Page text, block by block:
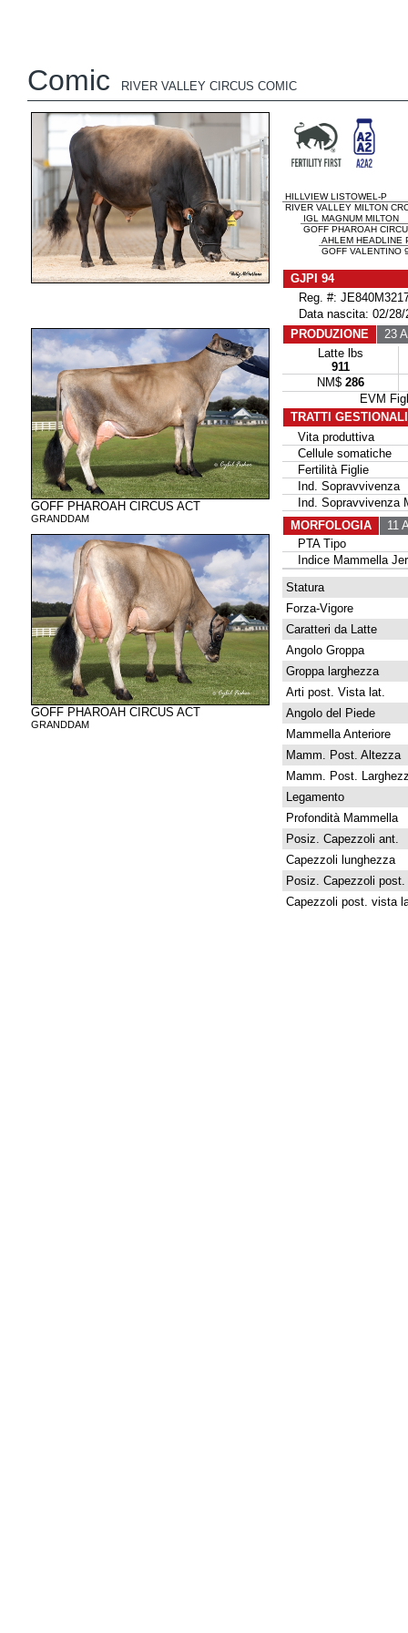
Comic RIVER VALLEY CIRCUS COMIC
GOFF PHAROAH CIRCUS ACT
GRANDDAM
GOFF PHAROAH CIRCUS ACT
GRANDDAM
HILLVIEW LISTOWEL-P
RIVER VALLEY MILTON
IGL MAGNUM MILTON
GOFF PHAROAH
AHLEM HEADLINE
GOFF VALENTINO
GJPI 94
Reg. #:
Data nascita: 02/28/
PRODUZIONE
23
Latte lbs
911
NM$ 286
EVM
TRATTI
Vita produttiva
Cellule somatiche
Fertilità Figlie
Ind. Sopravvivenza
Ind. Sopravvivenza
MORFOLOGIA
11
PTA Tipo
Indice Mammella
Statura
Forza-Vigore
Caratteri da Latte
Angolo Groppa
Groppa larghezza
Arti post. Vista lat.
Angolo del Piede
Mammella Anteriore
Mamm. Post. Altezza
Mamm. Post.
Legamento
Profondità Mammella
Posiz. Capezzoli ant.
Capezzoli lunghezza
Posiz. Capezzoli post.
Capezzoli post. vista